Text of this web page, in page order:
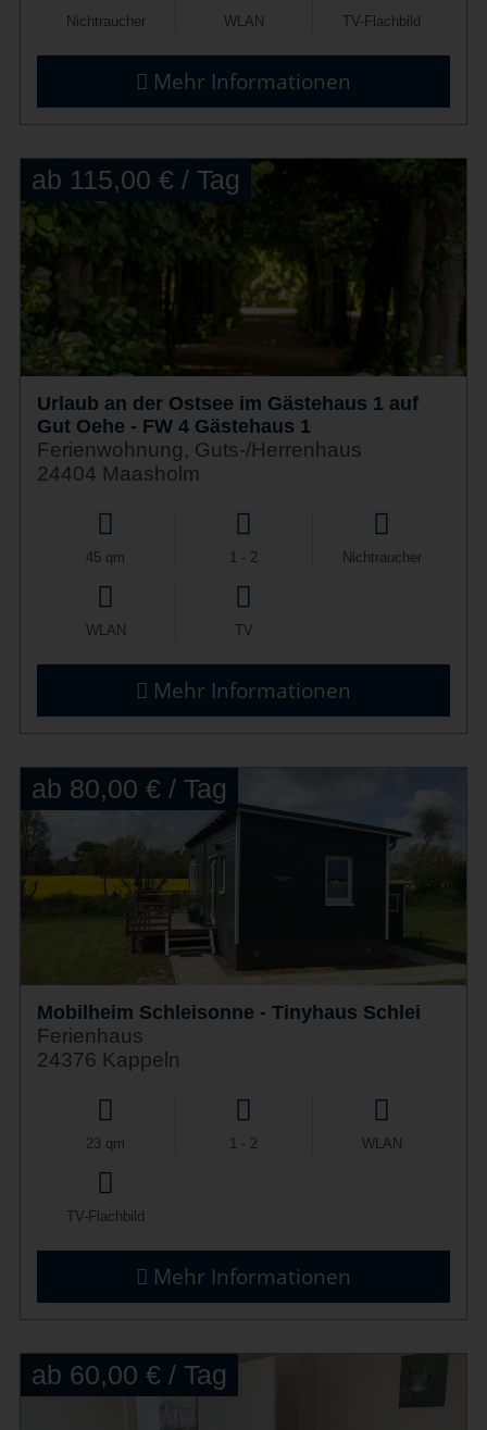
Nichtraucher WLAN TV-Flachbild
Mehr Informationen
ab 115,00 € / Tag
Urlaub an der Ostsee im Gästehaus 1 auf
Gut Oehe - FW 4 Gästehaus 1
Ferienwohnung, Guts-/Herrenhaus
24404 Maasholm
45 qm 1 - 2 Nichtraucher
WLAN TV
Mehr Informationen
ab 80,00 € / Tag
Mobilheim Schleisonne - Tinyhaus Schlei
Ferienhaus
24376 Kappeln
23 qm 1 - 2 WLAN
TV-Flachbild
Mehr Informationen
ab 60,00 € / Tag